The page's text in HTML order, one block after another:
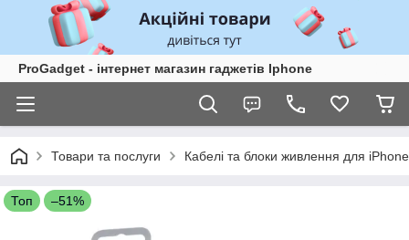
ProGadget - iнтернет магазин гаджетів Iphone
Товари та послуги Кабелі та блоки живлення для iPhone
Топ –51%